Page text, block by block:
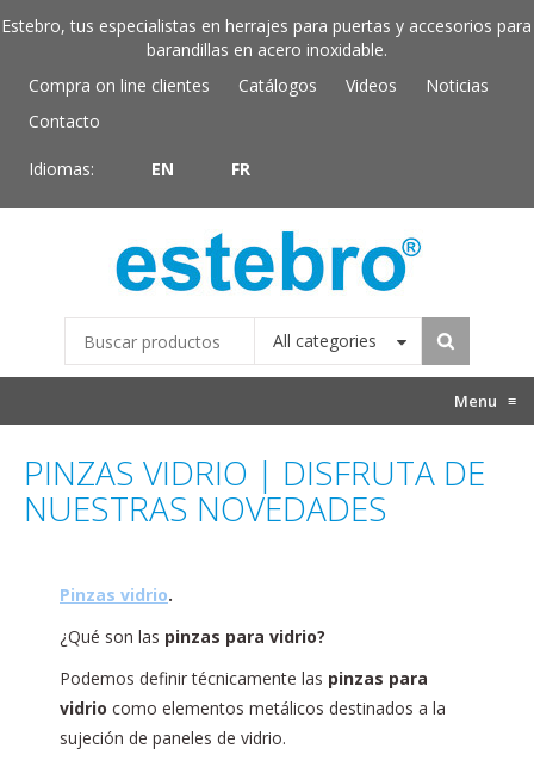
Estebro, tus especialistas en herrajes para puertas y accesorios para
barandillas en acero inoxidable.
Compra on line clientes
Catálogos Videos
Noticias
Contacto
Idiomas: EN FR
All categories
Menu ≡
PINZAS VIDRIO | DISFRUTA DE
NUESTRAS NOVEDADES
Pinzas vidrio.
¿Qué son las pinzas para vidrio?
Podemos definir técnicamente las pinzas para
vidrio como elementos metálicos destinados a la
sujeción de paneles de vidrio.